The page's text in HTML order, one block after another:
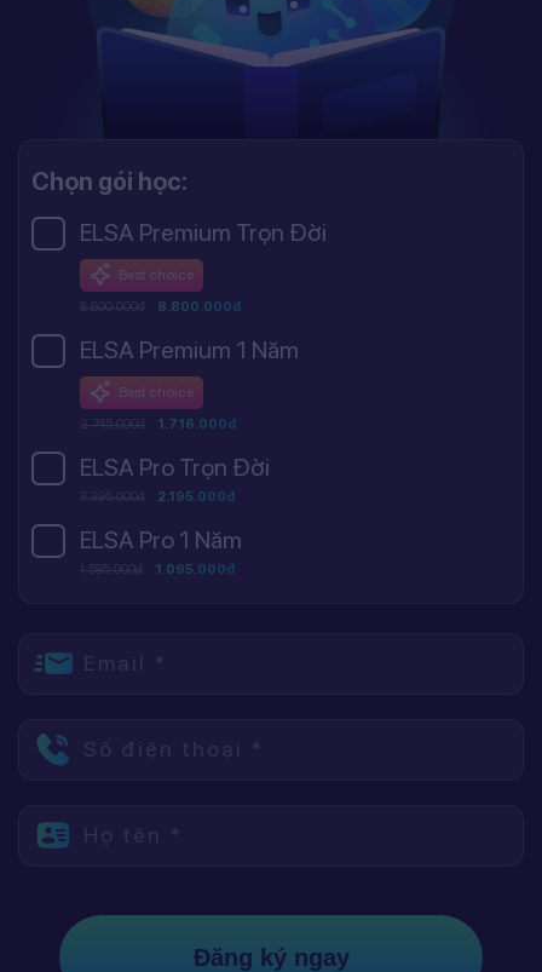
Chọn gói học:
ELSA Premium Trọn Đời
Best choice
8.800.000đ 8.800.000đ
ELSA Premium 1 Năm
Best choice
2.745.000đ 1.716.000đ
ELSA Pro Trọn Đời
3.395.000đ 2.195.000đ
ELSA Pro 1 Năm
1.595.000đ 1.095.000đ
Email *
Số điện thoại *
Họ tên *
Đăng ký ngay